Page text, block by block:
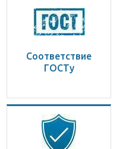
Соответствие
ГОСТу